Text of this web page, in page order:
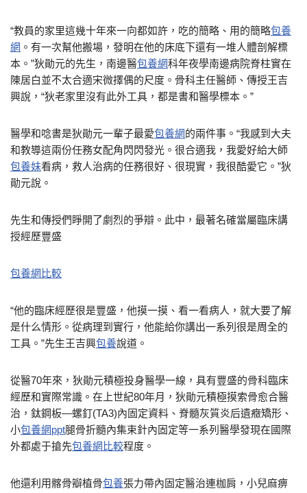
“教員的家里這幾十年來一向都如許，吃的簡略、用的簡略包養
網 。有一次幫他搬場，發明在他的床底下還有一堆人體剖解標
本。”狄勛元的先生，南邊醫包養網科年夜學南邊病院脊柱實在
陳居白並不太合適宋微擇偶的尺度。骨科主任醫師、傳授王吉
興說，“狄老家里沒有此外工具，都是書和醫學標本。”
醫學和唸書是狄勛元一輩子最愛包養網的兩件事。“我感到大夫
和教導這兩份任務女配角閃閃發光。很合適我，我愛好給大師
包養妹看病，救人治病的任務很好、很現實，我很酷愛它。”狄
勛元說。
先生和傳授們睜開了劇烈的爭辯。此中，最著名確當屬臨床講
授經歷豐盛
包養網比較
“他的臨床經歷很是豐盛，他摸一摸、看一看病人，就大要了解
是什么情形。從病理到實行，他能給你講出一系列很是周全的
工具。”先生王吉興包養說道。
從醫70年來，狄勛元積極投身醫學一線，具有豐盛的骨科臨床
經歷和實際常識。在上世紀80年月，狄勛元積極摸索骨愈合醫
治，鈦鋼板—螺釘(TA3)內固定資料、脊髓灰質炎后遺癥矯形、
小包養網ppt腿骨折髓內集束針內固定等一系列醫學發現在國際
外都處于搶先包養網比較程度。
他還利用髂骨瓣植骨包養張力帶內固定醫治連枷肩，小兒麻痹